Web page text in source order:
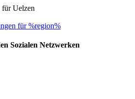
für Uelzen
Sozialen Netzwerken